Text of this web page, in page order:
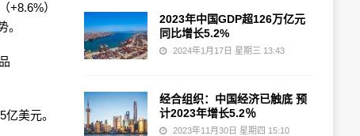
+8.6%）
。
美元。
2023年中国GDP超126万亿元
同比增长5.2%
2024年1月17日 星期三 13:43
经合组织：中国经济已触底 预
计2023年增长5.2％
2023年11月30日 星期四 15:10